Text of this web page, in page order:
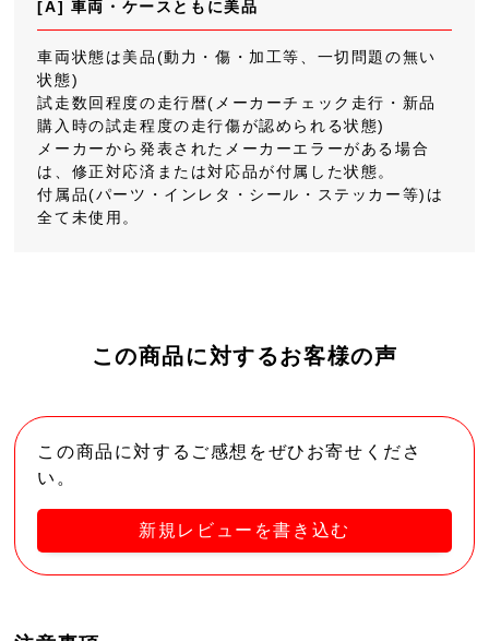
[A] 車両・ケースともに美品
車両状態は美品(動力・傷・加工等、一切問題の無い
状態)
試走数回程度の走行暦(メーカーチェック走行・新品
購入時の試走程度の走行傷が認められる状態)
メーカーから発表されたメーカーエラーがある場合
は、修正対応済または対応品が付属した状態。
付属品(パーツ・インレタ・シール・ステッカー等)は
全て未使用。
この商品に対するお客様の声
この商品に対するご感想をぜひお寄せくださ
い。
新規レビューを書き込む